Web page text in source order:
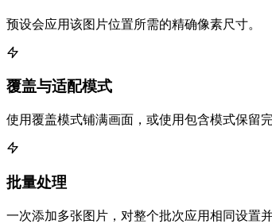
预设会应用该图片位置所需的精确像素尺寸。
覆盖与适配模式
使用覆盖模式铺满画面，或使用包含模式保留
批量处理
一次添加多张图片，对整个批次应用相同设置并